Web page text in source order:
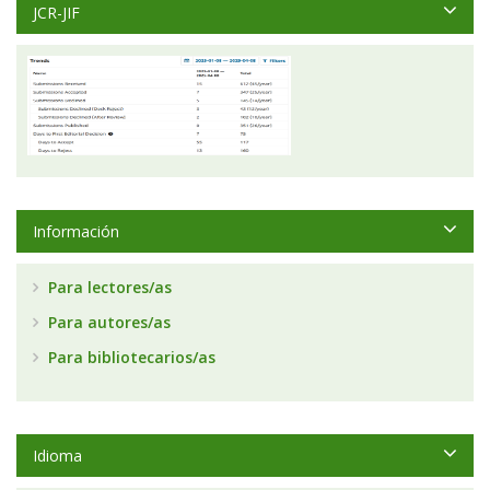
JCR-JIF
Información
Para lectores/as
Para autores/as
Para bibliotecarios/as
Idioma